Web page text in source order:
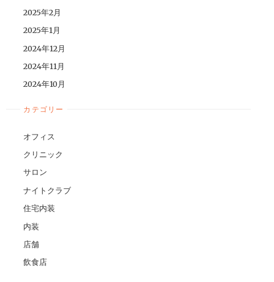
2025年2月
2025年1月
2024年12月
2024年11月
2024年10月
カテゴリー
オフィス
クリニック
サロン
ナイトクラブ
住宅内装
内装
店舗
飲食店